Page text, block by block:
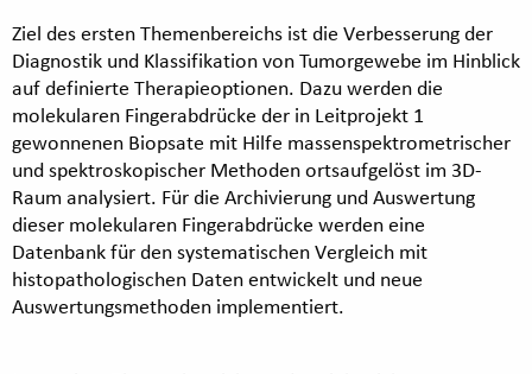
Ziel des ersten Themenbereichs ist die Verbesserung der
Diagnostik und Klassifikation von Tumorgewebe im Hinblick
auf definierte Therapieoptionen. Dazu werden die
molekularen Fingerabdrücke der in Leitprojekt 1
gewonnenen Biopsate mit Hilfe massenspektrometrischer
und spektroskopischer Methoden ortsaufgelöst im 3D-
Raum analysiert. Für die Archivierung und Auswertung
dieser molekularen Fingerabdrücke werden eine
Datenbank für den systematischen Vergleich mit
histopathologischen Daten entwickelt und neue
Auswertungsmethoden implementiert.